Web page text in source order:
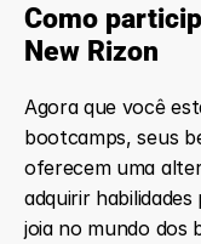
Como
New Rizon
Agora que você
bootcamps, seus
oferecem uma
adquirir
joia no mundo dos